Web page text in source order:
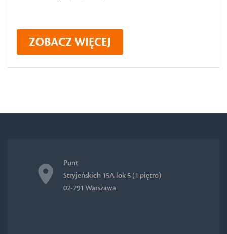
ZOBACZ WIĘCEJ
Punt
Stryjeńskich 15A lok 5 (1 piętro)
02-791 Warszawa